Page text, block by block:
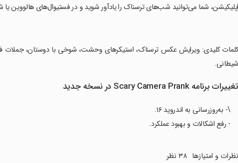
اپلیکیشن، شما می‌توانید شب‌های ترسناک را یادآور شوید و در فستیوال‌های هالووین
‏کلمات کلیدی: ویرایش عکس ترسناک، استیکرهای وحشت، شوخی با دوستان،
شیطانی.
تغییرات برنامه Scary Camera Prank در نسخه جدید
\- به‌روزرسانی به اندروید ۱۶.
- رفع اشکالات و بهبود عملکرد.
نظرات و امتیازها